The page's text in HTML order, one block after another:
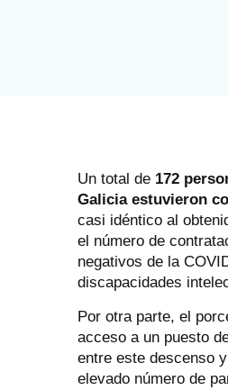
Un total de 172
Galicia estuvieron
casi idéntico al
el número de
negativos de la
discapacidades
Por otra parte, el
acceso a un puesto
entre este descenso
elevado número de